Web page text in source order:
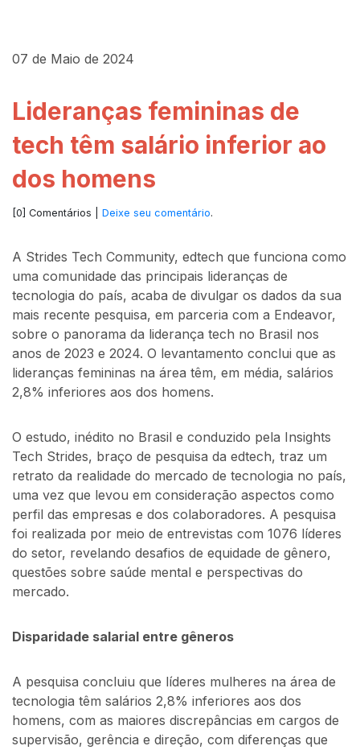
07 de Maio de 2024
Lideranças femininas de
tech têm salário inferior ao
dos homens
[0] Comentários | Deixe seu comentário.
A Strides Tech Community, edtech que funciona como
uma comunidade das principais lideranças de
tecnologia do país, acaba de divulgar os dados da sua
mais recente pesquisa, em parceria com a Endeavor,
sobre o panorama da liderança tech no Brasil nos
anos de 2023 e 2024. O levantamento conclui que as
lideranças femininas na área têm, em média, salários
2,8% inferiores aos dos homens.
O estudo, inédito no Brasil e conduzido pela Insights
Tech Strides, braço de pesquisa da edtech, traz um
retrato da realidade do mercado de tecnologia no país,
uma vez que levou em consideração aspectos como
perfil das empresas e dos colaboradores. A pesquisa
foi realizada por meio de entrevistas com 1076 líderes
do setor, revelando desafios de equidade de gênero,
questões sobre saúde mental e perspectivas do
mercado.
Disparidade salarial entre gêneros
A pesquisa concluiu que líderes mulheres na área de
tecnologia têm salários 2,8% inferiores aos dos
homens, com as maiores discrepâncias em cargos de
supervisão, gerência e direção, com diferenças que